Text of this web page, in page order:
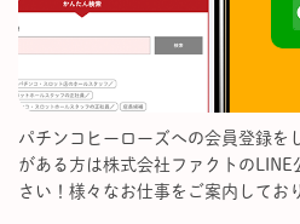
パチンコヒーローズへの会員登録を
がある方は株式会社ファクトの
さい！様々なお仕事をご案内してお